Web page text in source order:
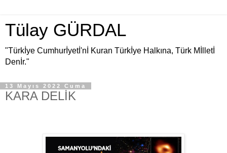
Tülay GÜRDAL
"Türkİye Cumhurİyetİ'nİ Kuran Türkİye Halkına, Türk Mİlletİ
Denİr."
13 Mayıs 2022 Cuma
KARA DELİK